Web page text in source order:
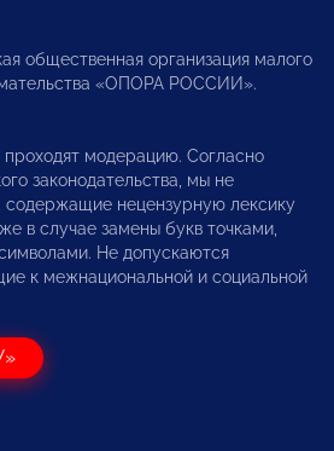
общественная организация малого
«ОПОРА РОССИИ».
модерацию. Согласно
законодательства, мы не
нецензурную лексику
в случае замены букв точками,
Не допускаются
к межнациональной и социальной